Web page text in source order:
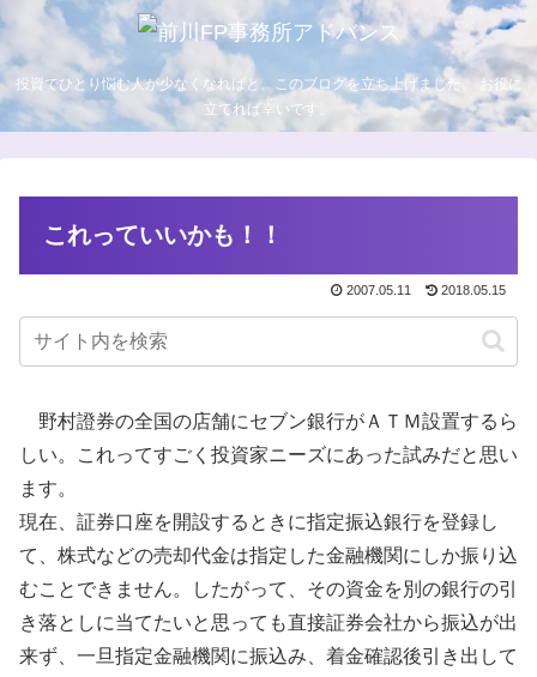
投資でひとり悩む人が少なくなればと、このブログを立ち上げました。 お役に
立てれば幸いです。
これっていいかも！！
2007.05.11 2018.05.15
野村證券の全国の店舗にセブン銀行がＡＴＭ設置するら
しい。これってすごく投資家ニーズにあった試みだと思い
ます。
現在、証券口座を開設するときに指定振込銀行を登録し
て、株式などの売却代金は指定した金融機関にしか振り込
むことできません。したがって、その資金を別の銀行の引
き落としに当てたいと思っても直接証券会社から振込が出
来ず、一旦指定金融機関に振込み、着金確認後引き出して